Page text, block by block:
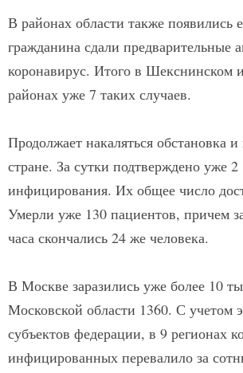
В районах области также появились
гражданина сдали предварительные
коронавирус. Итого в Шекснинском
районах уже 7 таких случаев.
Продолжает накаляться обстановка
стране. За сутки подтверждено уже 2
инфицирования. Их общее число
Умерли уже 130 пациентов, причем
часа скончались 24 же человека.
В Москве заразились уже более 10
Московской области 1360. С учетом
субъектов федерации, в 9 регионах
инфицированных перевалило за